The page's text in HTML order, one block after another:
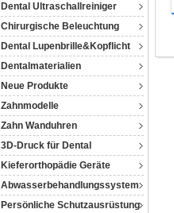
Dental Ultraschallreiniger
Chirurgische Beleuchtung
Dental Lupenbrille&Kopflicht
Dentalmaterialien
Neue Produkte
Zahnmodelle
Zahn Wanduhren
3D-Druck für Dental
Kieferorthopädie Geräte
Abwasserbehandlungssystem
Persönliche Schutzausrüstung